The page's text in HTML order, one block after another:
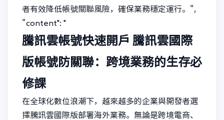
者有效降低帳號關聯風險，確保業務穩定運行。",
"content": "
騰訊雲帳號快速開戶 騰訊雲國際
版帳號防關聯：跨境業務的生存必
修課
在全球化數位浪潮下，越來越多的企業與開發者選
擇騰訊雲國際版部署海外業務。無論是跨境電商、